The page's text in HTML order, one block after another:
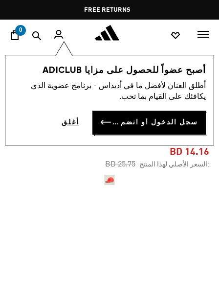
Pause
promotion
rotation
FREE RETURNS
0
أصبح عضواً للحصول على مزايا ADICLUB
أطلق العنان لأفضل ما في أديداس - برنامج عضوية الذي
يكافئك على القيام بما تحب.
سجل الدخول أو انضم الآن أغلق
النساء اكسسوارات
-45%
قبعة ADIDAS BY STELLA
MCCARTNEY
BD 14.16
:السعر الأصلي لهذا المنتج Price reduced from
BD 25.75
to